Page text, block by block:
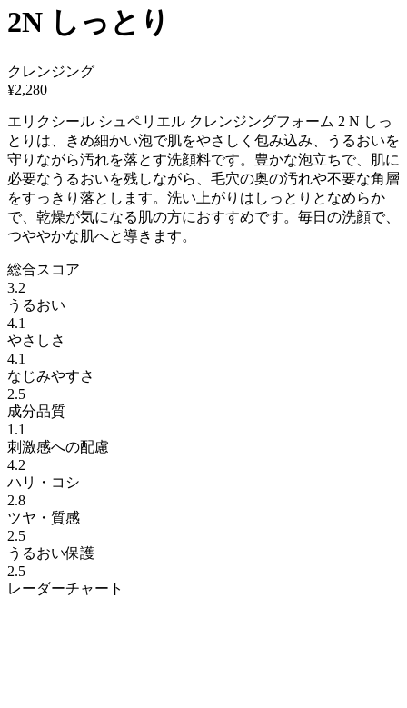
2N しっとり
クレンジング
¥2,280
エリクシール シュペリエル クレンジングフォーム 2 N しっ
とりは、きめ細かい泡で肌をやさしく包み込み、うるおいを
守りながら汚れを落とす洗顔料です。豊かな泡立ちで、肌に
必要なうるおいを残しながら、毛穴の奥の汚れや不要な角層
をすっきり落とします。洗い上がりはしっとりとなめらか
で、乾燥が気になる肌の方におすすめです。毎日の洗顔で、
つややかな肌へと導きます。
総合スコア
3.2
うるおい
4.1
やさしさ
4.1
なじみやすさ
2.5
成分品質
1.1
刺激感への配慮
4.2
ハリ・コシ
2.8
ツヤ・質感
2.5
うるおい保護
2.5
レーダーチャート